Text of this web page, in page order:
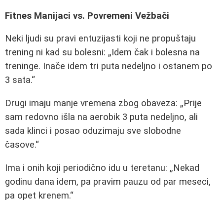
Fitnes Manijaci vs. Povremeni Vežbači
Neki ljudi su pravi entuzijasti koji ne propuštaju
trening ni kad su bolesni:
Idem čak i bolesna na
treninge. Inače idem tri puta nedeljno i ostanem po
3 sata.
Drugi imaju manje vremena zbog obaveza:
Prije
sam redovno išla na aerobik 3 puta nedeljno, ali
sada klinci i posao oduzimaju sve slobodne
časove.
Ima i onih koji periodično idu u teretanu:
Nekad
godinu dana idem, pa pravim pauzu od par meseci,
pa opet krenem.